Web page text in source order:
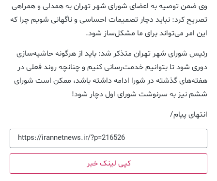
وی ضمن توصیه به اعضای شورای شهر تهران به همدلی و همراهی
تصریح کرد: نباید دچار تصمیمات احساسی و ناگهانی شویم چرا که
این امر می‌تواند برای ما مشکل‌ساز شود.
رئیس شورای شهر تهران متذکر شد: باید از هرگونه حاشیه‌سازی
دوری شود تا بتوانیم خدمت‌رسانی کنیم و چنانچه روند فعلی در
هفته‌های گذشته در شورا ادامه داشته باشد، ممکن است شورای
ششم نیز به سرنوشت شورای اول دچار شود!
انتهای پیام/
کپی لینک خبر